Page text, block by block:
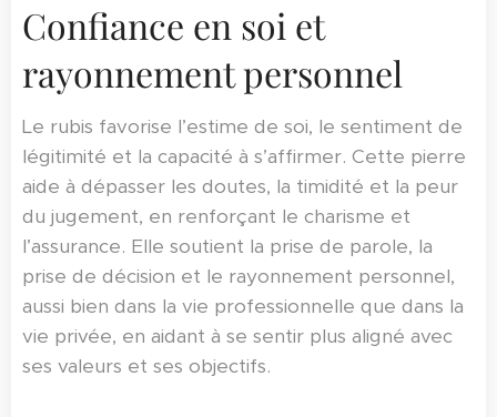
Confiance en soi et
rayonnement personnel
Le rubis favorise l’estime de soi, le sentiment de
légitimité et la capacité à s’affirmer. Cette pierre
aide à dépasser les doutes, la timidité et la peur
du jugement, en renforçant le charisme et
l’assurance. Elle soutient la prise de parole, la
prise de décision et le rayonnement personnel,
aussi bien dans la vie professionnelle que dans la
vie privée, en aidant à se sentir plus aligné avec
ses valeurs et ses objectifs.